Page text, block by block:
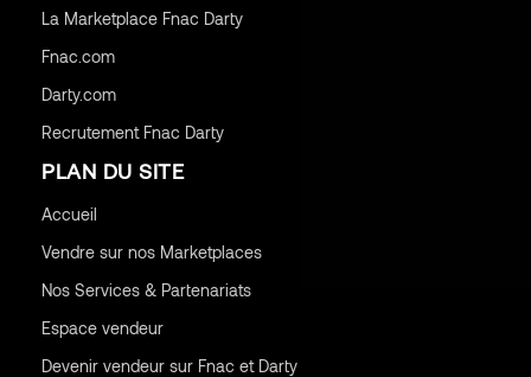
La Marketplace Fnac Darty
Fnac.com
Darty.com
Recrutement Fnac Darty
PLAN DU SITE
Accueil
Vendre sur nos Marketplaces
Nos Services & Partenariats
Espace vendeur
Devenir vendeur sur Fnac et Darty